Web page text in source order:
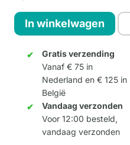
Rhino
"Juan"
Multicolor
aantal
In winkelwagen
Gratis verzending
Vanaf € 75 in
Nederland en € 125 in
België
Vandaag verzonden
Voor 12:00 besteld,
vandaag verzonden